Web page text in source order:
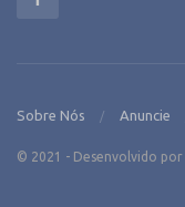
Sobre Nós Anuncie
© 2021 - Desenvolvido por